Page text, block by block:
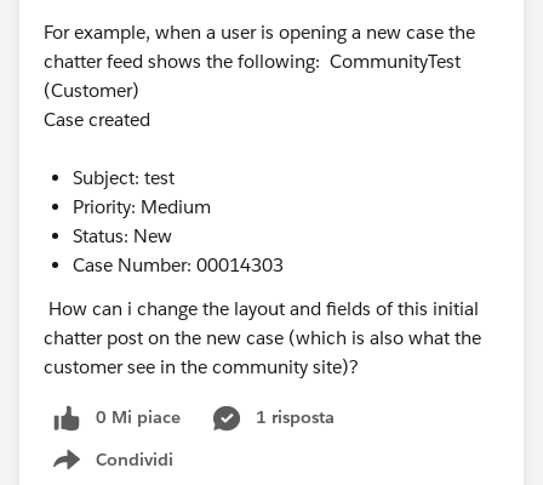
For example, when a user is opening a new case the
chatter feed shows the following: CommunityTest
(Customer)
Case created
Subject: test
Priority: Medium
Status: New
Case Number: 00014303
How can i change the layout and fields of this initial
chatter post on the new case (which is also what the
customer see in the community site)?
0 Mi piace
1 risposta
Condividi
Show menu